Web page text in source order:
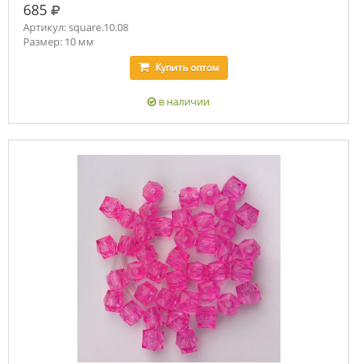
685 руб.
Артикул: square.10.08
Размер: 10 мм
Купитьоптом
в наличии